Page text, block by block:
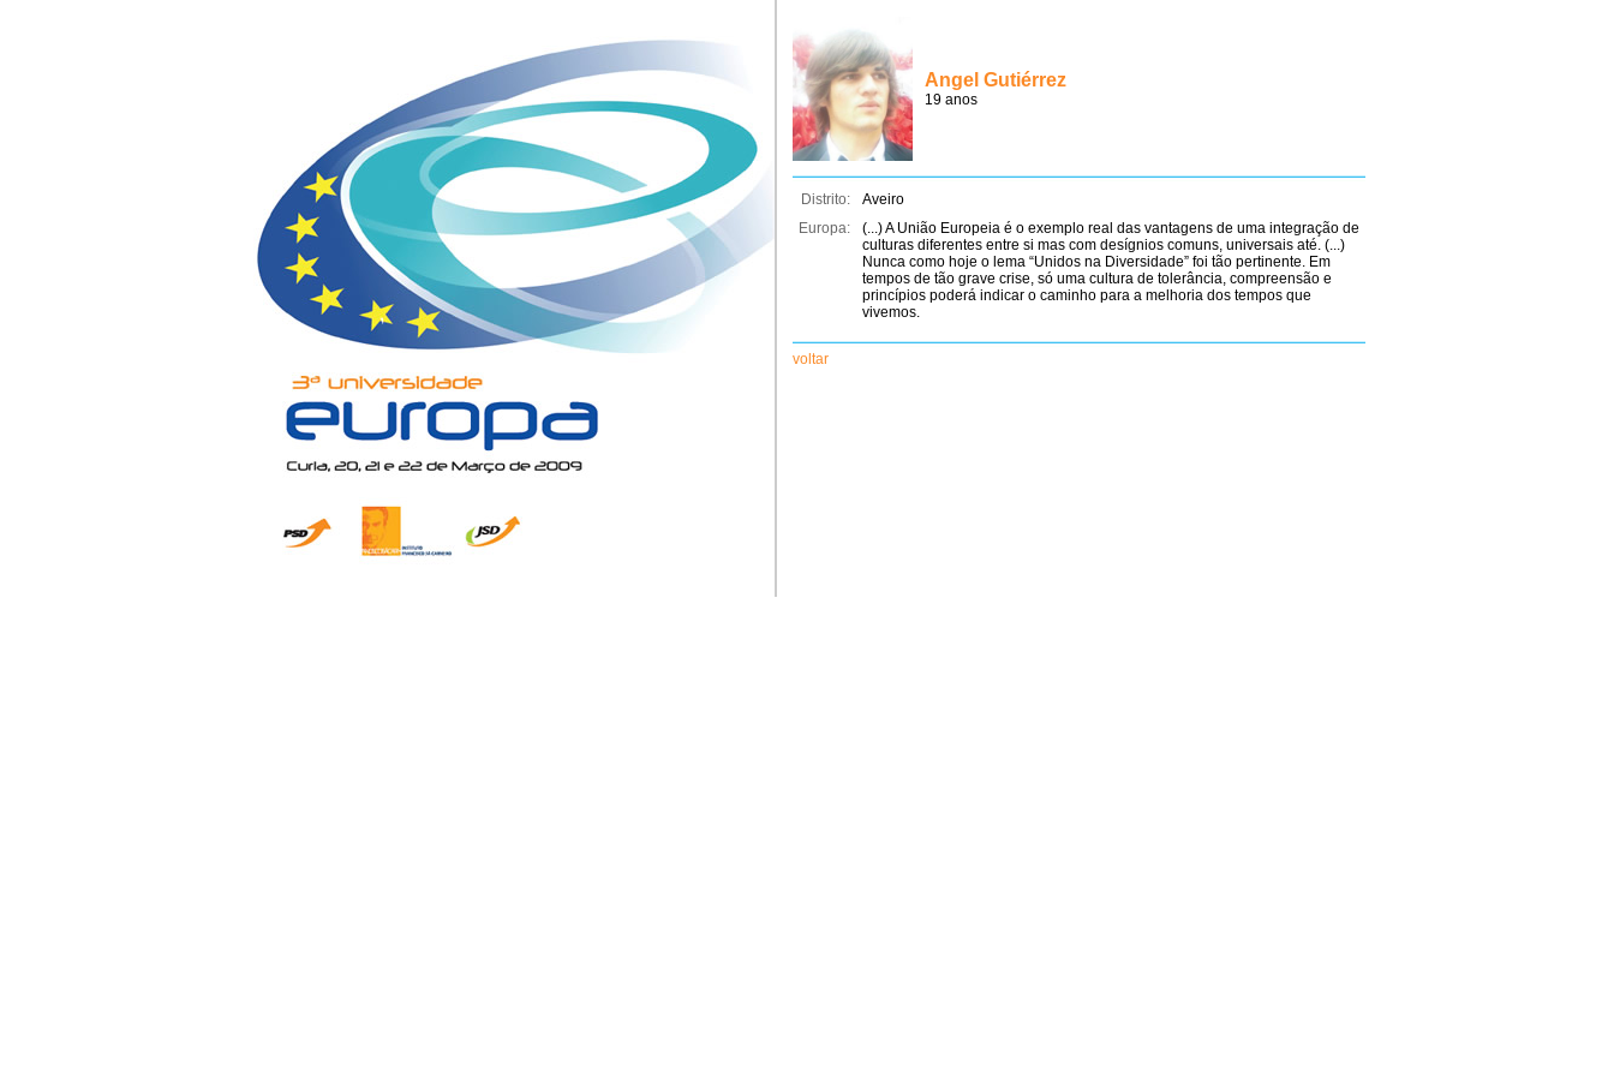
Angel Gutiérrez
19 anos
Distrito:
Aveiro
Europa:
(...) A União Europeia é o exemplo real das vantagens de uma integração de
culturas diferentes entre si mas com desígnios comuns, universais até. (...)
Nunca como hoje o lema “Unidos na Diversidade” foi tão pertinente. Em
tempos de tão grave crise, só uma cultura de tolerância, compreensão e
princípios poderá indicar o caminho para a melhoria dos tempos que
vivemos.
voltar